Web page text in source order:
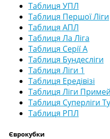
Таблиця УПЛ
Таблиця Першої Ліги
Таблиця АПЛ
Таблиця Ла Ліга
Таблиця Серії А
Таблиця Бундесліги
Таблиця Ліги 1
Таблиця Ередівізі
Таблиця Ліги
Таблиця Суперліги
Таблиця РПЛ
Єврокубки